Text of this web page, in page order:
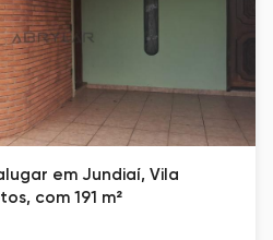
em Jundiaí, Vila
com 191 m²